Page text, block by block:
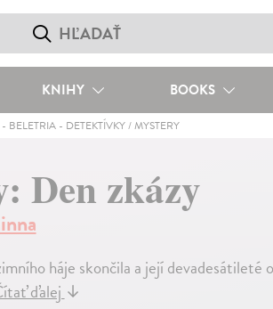
KNIHY BOOKS
BELETRIA- DETEKTÍVKY / MYSTERY
Den zkázy
háje skončila a její
ďalej↓